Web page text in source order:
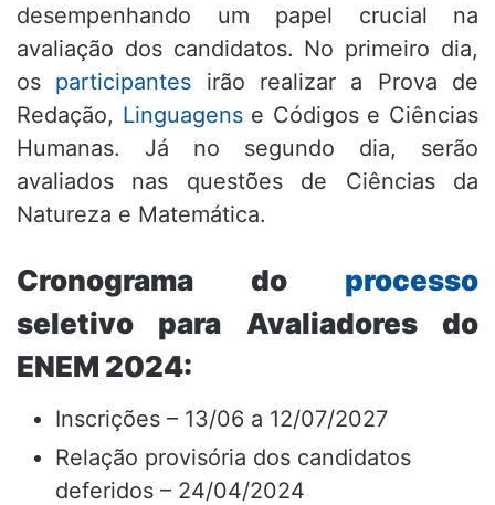
desempenhando um papel crucial na
avaliação dos candidatos. No primeiro dia,
os participantes irão realizar a Prova de
Redação, Linguagense Códigos e Ciências
Humanas. Já no segundo dia, serão
avaliados nas questões de Ciências da
Natureza e Matemática.
Cronograma do processo
seletivo para Avaliadores do
ENEM 2024:
Inscrições – 13/06 a 12/07/2027
Relação provisória dos candidatos
deferidos – 24/04/2024